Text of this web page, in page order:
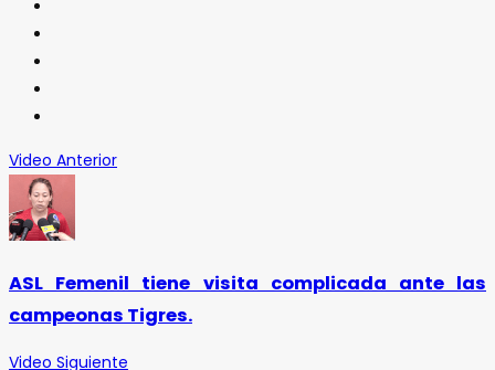
Video Anterior
ASL Femenil tiene visita complicada ante las
campeonas Tigres.
Video Siguiente